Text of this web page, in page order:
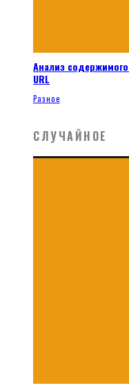
Анализ
URL
Разное
СЛУЧАЙНОЕ